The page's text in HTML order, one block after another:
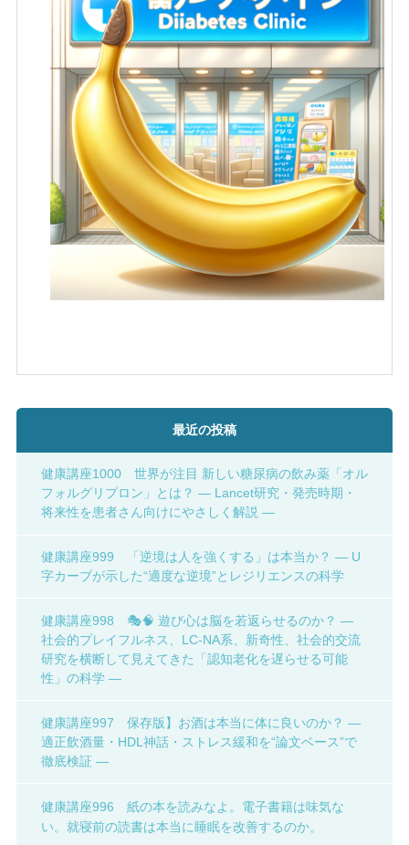
最近の投稿
健康講座1000 世界が注目 新しい糖尿病の飲み薬「オル
フォルグリプロン」とは？ ― Lancet研究・発売時期・
将来性を患者さん向けにやさしく解説 ―
健康講座999 「逆境は人を強くする」は本当か？ ― U
字カーブが示した“適度な逆境”とレジリエンスの科学
健康講座998 🎭🧠 遊び心は脳を若返らせるのか？ ―
社会的プレイフルネス、LC-NA系、新奇性、社会的交流
研究を横断して見えてきた「認知老化を遅らせる可能
性」の科学 ―
健康講座997 保存版】お酒は本当に体に良いのか？ ―
適正飲酒量・HDL神話・ストレス緩和を“論文ベース”で
徹底検証 ―
健康講座996 紙の本を読みなよ。電子書籍は味気な
い。就寝前の読書は本当に睡眠を改善するのか。